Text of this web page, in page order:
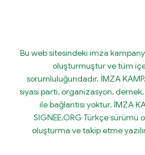
Bu web sitesindeki imza
oluşturmuştur ve tüm
sorumluluğundadır. İMZA
siyasi parti, organizasyon,
ile bağlantısı yoktur. İMZA
SIGNEE.ORG Türkçe sürümü
oluşturma ve takip etme